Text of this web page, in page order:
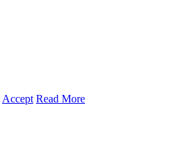
Accept Read More